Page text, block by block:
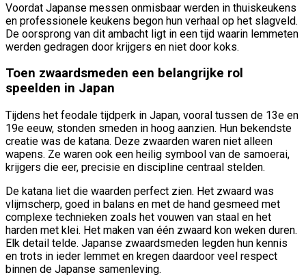
Voordat Japanse messen onmisbaar werden in thuiskeukens
en professionele keukens begon hun verhaal op het slagveld.
De oorsprong van dit ambacht ligt in een tijd waarin lemmeten
werden gedragen door krijgers en niet door koks.
Toen zwaardsmeden een belangrijke rol
speelden in Japan
Tijdens het feodale tijdperk in Japan, vooral tussen de 13e en
19e eeuw, stonden smeden in hoog aanzien. Hun bekendste
creatie was de katana. Deze zwaarden waren niet alleen
wapens. Ze waren ook een heilig symbool van de samoerai,
krijgers die eer, precisie en discipline centraal stelden.
De katana liet die waarden perfect zien. Het zwaard was
vlijmscherp, goed in balans en met de hand gesmeed met
complexe technieken zoals het vouwen van staal en het
harden met klei. Het maken van één zwaard kon weken duren.
Elk detail telde. Japanse zwaardsmeden legden hun kennis
en trots in ieder lemmet en kregen daardoor veel respect
binnen de Japanse samenleving.